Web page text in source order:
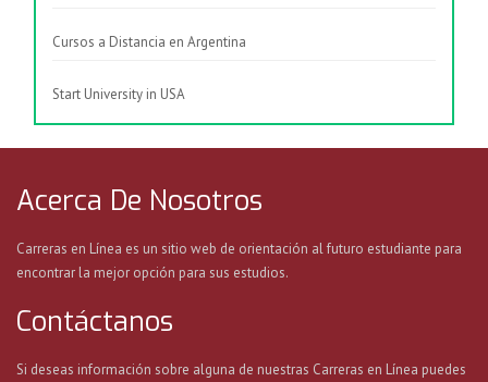
Cursos a Distancia en Argentina
Start University in USA
Acerca De Nosotros
Carreras en Línea es un sitio web de orientación al futuro estudiante para
encontrar la mejor opción para sus estudios.
Contáctanos
Si deseas información sobre alguna de nuestras Carreras en Línea puedes